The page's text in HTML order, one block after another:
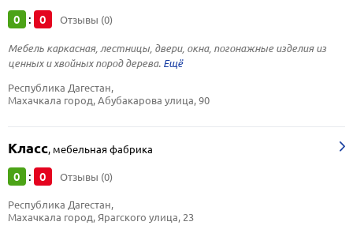
0 : 0 Отзывы (0)
Мебель каркасная, лестницы, двери, окна, погонажные изделия из
ценных и хвойных пород дерева.
Республика Дагестан,
Махачкала город, Абубакарова улица, 90
Класс, мебельная фабрика
0 : 0 Отзывы (0)
Республика Дагестан,
Махачкала город, Ярагского улица, 23